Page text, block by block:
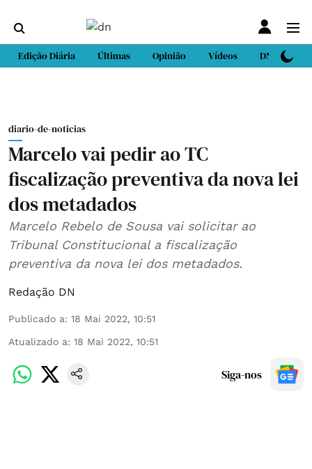
Edição Diária Últimas Opinião Vídeos DN Sport
diario-de-noticias
Marcelo vai pedir ao TC
fiscalização preventiva da nova lei
dos metadados
Marcelo Rebelo de Sousa vai solicitar ao
Tribunal Constitucional a fiscalização
preventiva da nova lei dos metadados.
Redação DN
Publicado a: 18 Mai 2022, 10:51
Atualizado a: 18 Mai 2022, 10:51
Siga-nos